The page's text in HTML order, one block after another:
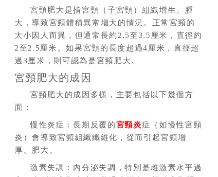
宮頸肥大是指宮頸（子宮頸）組織增生、腫
大，導致宮頸體積異常增大的情況。正常宮頸的
大小因人而異，但通常長約2.5至3.5厘米，直徑約
2至2.5厘米。如果宮頸的長度超過4厘米，直徑超
過3厘米，則可認為是宮頸肥大。
宮頸肥大的成因
宮頸肥大的成因多樣，主要包括以下幾個方
面：
慢性炎症：長期反覆的宮頸炎症（如慢性宮頸
炎）會導致宮頸組織纖維化，從而引起宮頸增
厚、肥大。
激素失調： 內分泌失調，特別是雌激素水平過